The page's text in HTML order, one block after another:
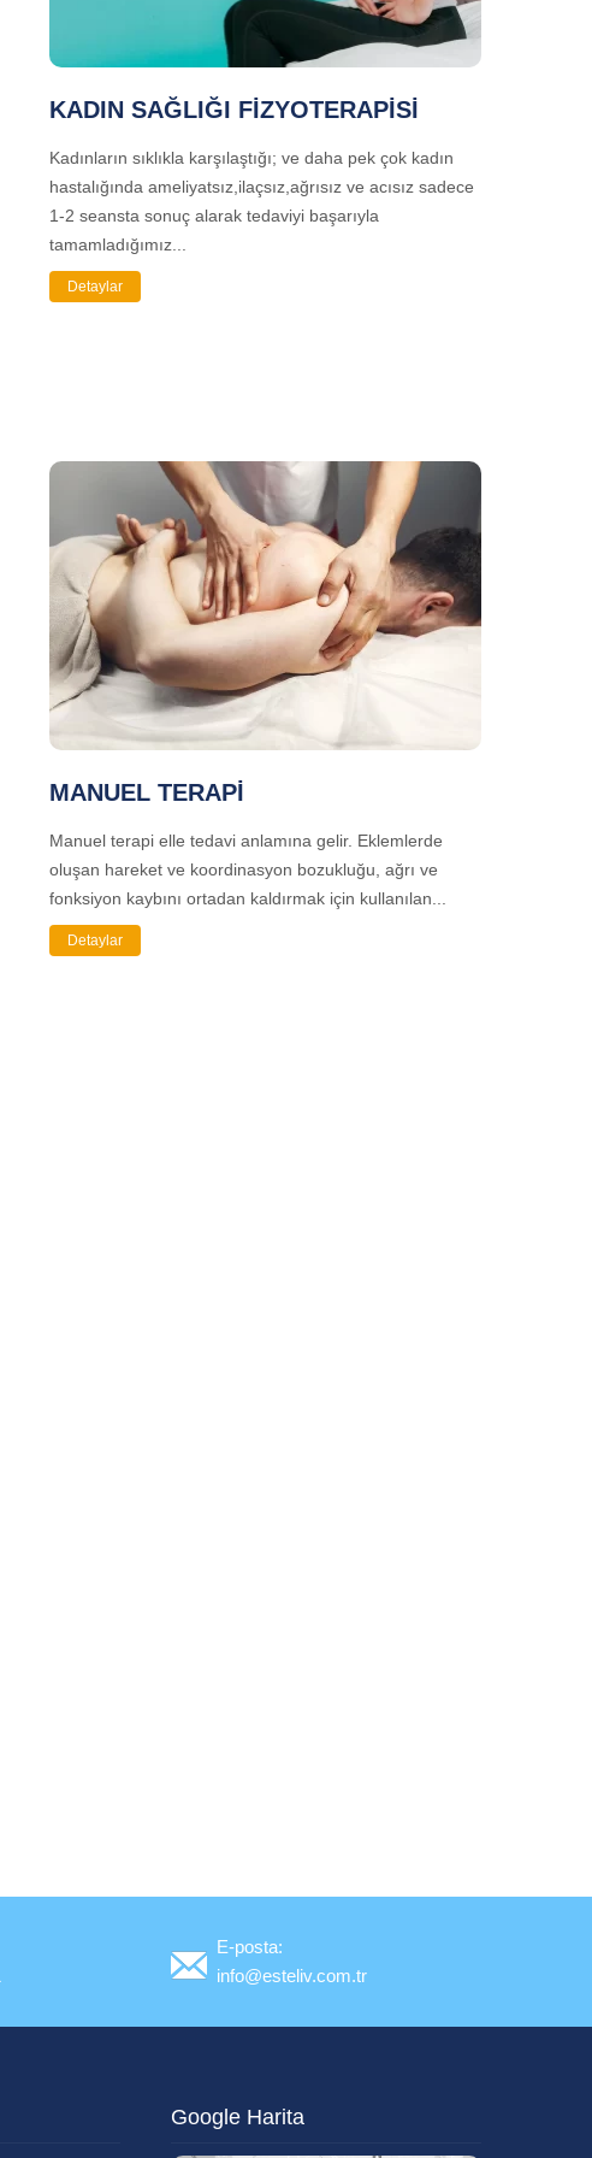
KADIN SAĞLIĞI FİZYOTERAPİSİ
Kadınların sıklıkla karşılaştığı; ve daha pek çok kadın
hastalığında ameliyatsız,ilaçsız,ağrısız ve acısız sadece
1-2 seansta sonuç alarak tedaviyi başarıyla
tamamladığımız...
Detaylar
MANUEL TERAPİ
Manuel terapi elle tedavi anlamına gelir. Eklemlerde
oluşan hareket ve koordinasyon bozukluğu, ağrı ve
fonksiyon kaybını ortadan kaldırmak için kullanılan...
Detaylar
E-posta:
info@esteliv.com.tr
Google Harita